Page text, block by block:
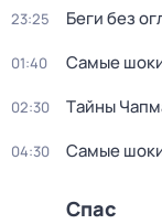
23:25 Беги без
01:40 Самые
02:30 Тaйны
04:30 Самые
Спас